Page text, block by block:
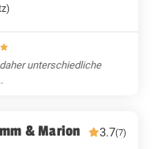
unterschiedliche
& Marion
3.7(7)